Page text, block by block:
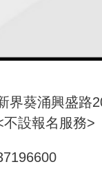
界葵涌興盛路
不設報名服務>